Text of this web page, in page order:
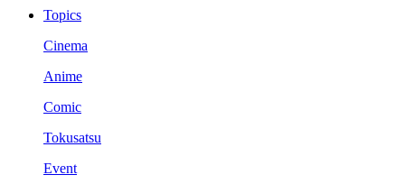
Topics
Cinema
Anime
Comic
Tokusatsu
Event